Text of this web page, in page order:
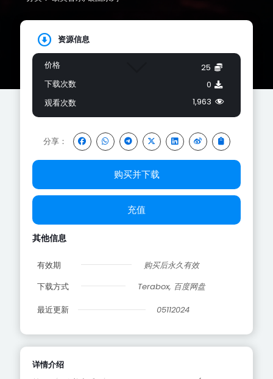
详情介绍
资源信息
价格
下载次数
观看次数
25
0
1,963
分享：
购买并下载
充值
其他信息
有效期
购买后永久有效
下载方式
Terabox, 百度网盘
最近更新
05112024